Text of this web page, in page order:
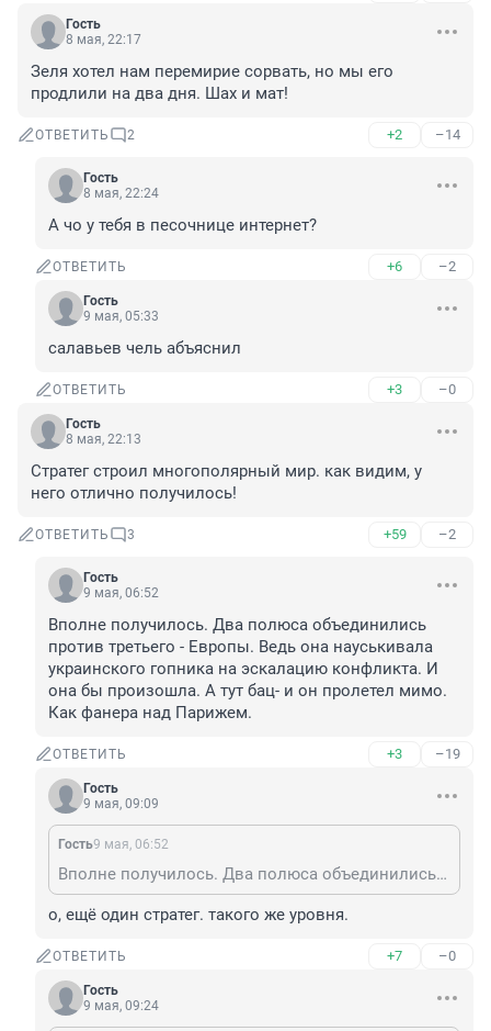
Гость
8 мая, 22:17
Зеля хотел нам перемирие сорвать, но мы его
продлили на два дня. Шах и мат!
ОТВЕТИТЬ 2 +2 –14
Гость
8 мая, 22:24
А чо у тебя в песочнице интернет?
ОТВЕТИТЬ +6 –2
Гость
9 мая, 05:33
салавьев чель абъяснил
ОТВЕТИТЬ +3 –0
Гость
8 мая, 22:13
Стратег строил многополярный мир. как видим, у
него отлично получилось!
ОТВЕТИТЬ 3 +59 –2
Гость
9 мая, 06:52
Вполне получилось. Два полюса объединились
против третьего - Европы. Ведь она науськивала
украинского гопника на эскалацию конфликта. И
она бы произошла. А тут бац- и он пролетел мимо.
Как фанера над Парижем.
ОТВЕТИТЬ +3 –19
Гость
9 мая, 09:09
Гость9 мая, 06:52
Вполне получилось. Два полюса объединились против третьего - Европы. Ведь она науськивала украинского гопника на эскалацию конфликта. И она бы произошла. А тут бац- и он пролетел мимо. Как фанера над Парижем.
о, ещё один стратег. такого же уровня.
ОТВЕТИТЬ +7 –0
Гость
9 мая, 09:24